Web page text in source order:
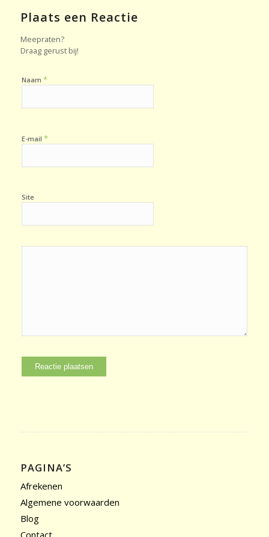
Plaats een Reactie
Meepraten?
Draag gerust bij!
Naam *
E-mail *
Site
PAGINA’S
Afrekenen
Algemene voorwaarden
Blog
Contact